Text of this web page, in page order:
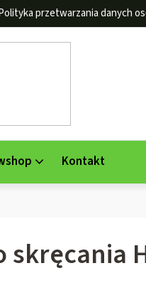
przetwarzania danych
Kontakt
skręcania